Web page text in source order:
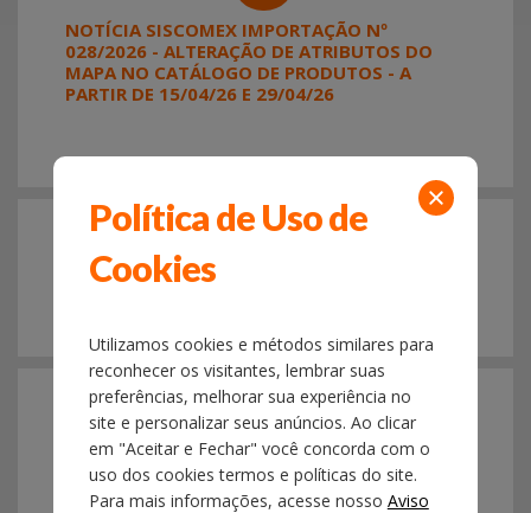
NOTÍCIA SISCOMEX IMPORTAÇÃO Nº
028/2026 - ALTERAÇÃO DE ATRIBUTOS DO
MAPA NO CATÁLOGO DE PRODUTOS - A
PARTIR DE 15/04/26 E 29/04/26
10/04
2026
INFORMATIVO COMEX
06/04
2026
NOTÍCIA SISCOMEX IMPORTAÇÃO Nº
024/2026 - ALTERAÇÃO DE ATRIBUTOS E LPCO
DO MAPA - A PARTIR DE 13/04/2026
Política de Uso de
Cookies
Utilizamos cookies e métodos similares para
reconhecer os visitantes, lembrar suas
preferências, melhorar sua experiência no
site e personalizar seus anúncios. Ao clicar
em "Aceitar e Fechar" você concorda com o
uso dos cookies termos e políticas do site.
Para mais informações, acesse nosso Aviso